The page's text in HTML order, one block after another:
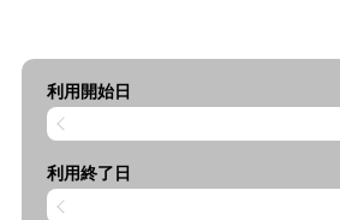
利用開始日
利用終了日